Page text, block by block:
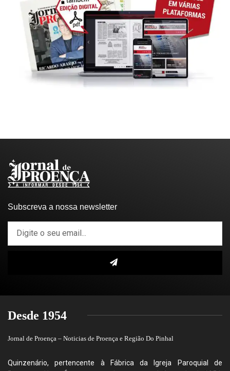
Subscreva a nossa newsletter
Desde 1954
Jornal de Proença – Noticias de Proença e Região Do Pinhal
Quinzenário, pertencente à Fábrica da Igreja Paroquial de